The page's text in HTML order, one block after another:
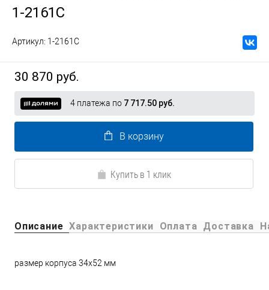
1-2161C
Артикул: 1-2161C
30 870 руб.
4 платежа по 7 717.50 руб.
В корзину
Купить в 1 клик
Описание Характеристики Оплата Доставка
размер корпуса 34x52 мм